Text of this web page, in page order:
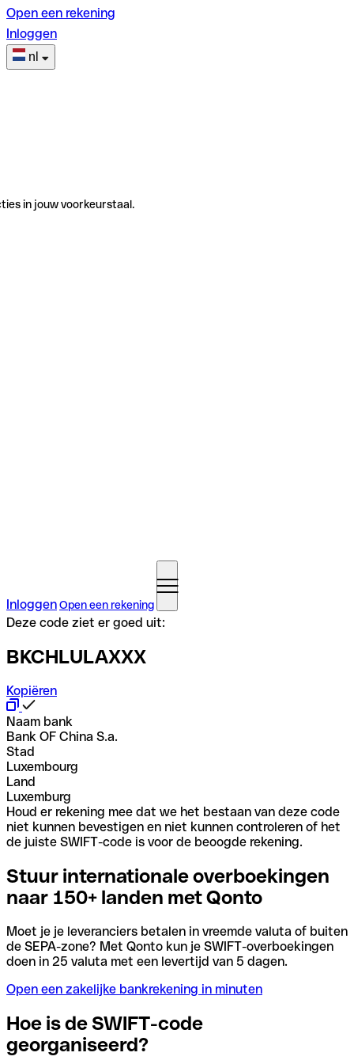
Open een rekening
Inloggen
nl
in jouw voorkeurstaal.
InloggenOpen een rekening
Deze code ziet er goed uit:
BKCHLULAXXX
Kopiëren
Naam bank
Bank OF China S.a.
Stad
Luxembourg
Land
Luxemburg
Houd er rekening mee dat we het bestaan van deze code
niet kunnen bevestigen en niet kunnen controleren of het
de juiste SWIFT-code is voor de beoogde rekening.
Stuur internationale overboekingen
naar 150+ landen met Qonto
Moet je je leveranciers betalen in vreemde valuta of buiten
de SEPA-zone? Met Qonto kun je SWIFT-overboekingen
doen in 25 valuta met een levertijd van 5 dagen.
Open een zakelijke bankrekening in minuten
Hoe is de SWIFT-code
georganiseerd?